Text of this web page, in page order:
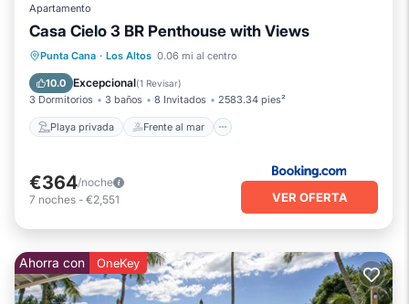
Apartamento
Casa Cielo 3 BR Penthouse with Views
Punta Cana · Los Altos 0.06 mi al centro
10.0 Excepcional(1 Revisar)
3 Dormitorios 3 baños 8 Invitados 2583.34 pies²
Playa privada Frente al mar
Playa privada
Frente al mar
Bañera de hidromasaje
€364/noche
7 noches - €2,551 VER OFERTA
Ahorra con OneKey